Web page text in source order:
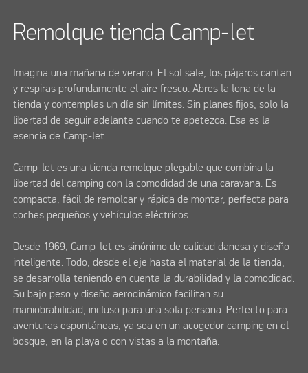
Remolque tienda Camp-let
Imagina una mañana de verano. El sol sale, los pájaros cantan
y respiras profundamente el aire fresco. Abres la lona de la
tienda y contemplas un día sin límites. Sin planes fijos, solo la
libertad de seguir adelante cuando te apetezca. Esa es la
esencia de Camp-let.
Camp-let es una tienda remolque plegable que combina la
libertad del camping con la comodidad de una caravana. Es
compacta, fácil de remolcar y rápida de montar, perfecta para
coches pequeños y vehículos eléctricos.
Desde 1969, Camp-let es sinónimo de calidad danesa y diseño
inteligente. Todo, desde el eje hasta el material de la tienda,
se desarrolla teniendo en cuenta la durabilidad y la comodidad.
Su bajo peso y diseño aerodinámico facilitan su
maniobrabilidad, incluso para una sola persona. Perfecto para
aventuras espontáneas, ya sea en un acogedor camping en el
bosque, en la playa o con vistas a la montaña.